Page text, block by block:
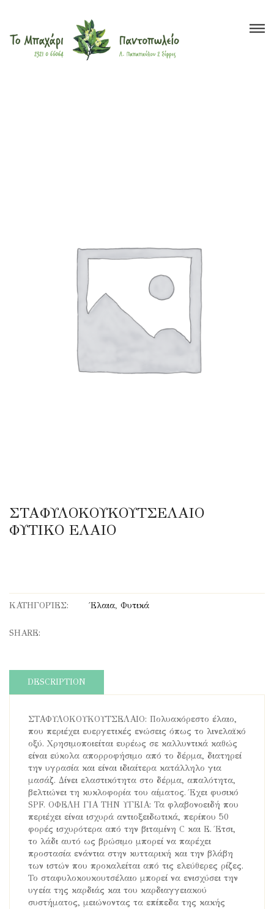
Το Μπαχάρι > Προϊόντα > Έλαια
ΣΤΑΦΥΛΟΚΟΥΚΟΥΤΣΕΛΑΙΟ
ΦΥΤΙΚΟ ΕΛΑΙΟ
ΚΑΤΗΓΟΡΊΕΣ: Έλαια, Φυτικά
SHARE:
DESCRIPTION
ΣΤΑΦΥΛΟΚΟΥΚΟΥΤΣΕΛΑΙΟ: Πολυακόρεστο έλαιο,
που περιέχει ευεργετικές ενώσεις όπως το λινελαϊκό
οξύ. Χρησιμοποιείται ευρέως σε καλλυντικά καθώς
είναι εύκολα απορροφήσιμο από το δέρμα, διατηρεί
την υγρασία και είναι ιδιαίτερα κατάλληλο για
μασάζ. Δίνει ελαστικότητα στο δέρμα, απαλότητα,
βελτιώνει τη κυκλοφορία του αίματος. Έχει φυσικό
SPF. ΟΦΕΛΗ ΓΙΑ ΤΗΝ ΥΓΕΙΑ: Τα φλαβονοειδή που
περιέχει είναι ισχυρά αντιοξειδωτικά, περίπου 50
φορές ισχυρότερα από την βιταμίνη C και Ε. Έτσι,
το λάδι αυτό ως βρώσιμο μπορεί να παρέχει
προστασία ενάντια στην κυτταρική και την βλάβη
των ιστών που προκαλείται από τις ελεύθερες ρίζες.
Το σταφυλοκουκουτσέλαιο μπορεί να ενισχύσει την
υγεία της καρδιάς και του καρδιαγγειακού
συστήματος, μειώνοντας τα επίπεδα της κακής